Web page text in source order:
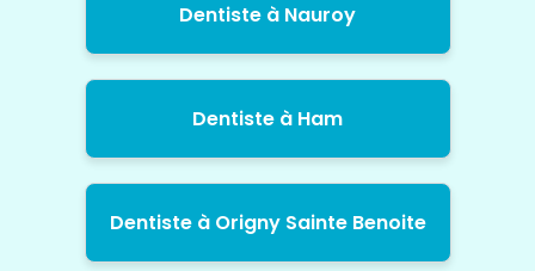
Dentiste à Nauroy
Dentiste à Ham
Dentiste à Origny Sainte Benoite